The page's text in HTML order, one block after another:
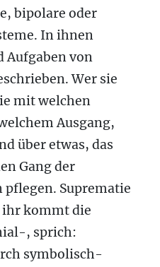
bipolare oder
In ihnen
Aufgaben von
Wer sie
mit welchen
Ausgang,
über etwas, das
Gang der
pflegen. Suprematie
kommt die
, sprich:
symbolisch-